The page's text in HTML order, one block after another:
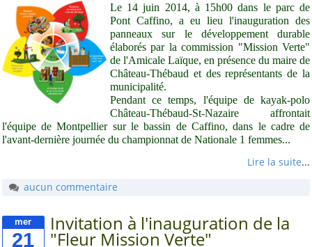
Le 14 juin 2014, à 15h00 dans le parc de
Pont Caffino, a eu lieu l'inauguration des
panneaux sur le développement durable
élaborés par la commission "Mission Verte"
de l'Amicale Laïque, en présence du maire de
Château-Thébaud et des représentants de la
municipalité.
Pendant ce temps, l'équipe de kayak-polo
Château-Thébaud-St-Nazaire affrontait
l'équipe de Montpellier sur le bassin de Caffino, dans le cadre de
l'avant-dernière journée du championnat de Nationale 1 femmes...
Lire la suite...
aucun commentaire
mer
21
Invitation à l'inauguration de la
"Fleur Mission Verte"